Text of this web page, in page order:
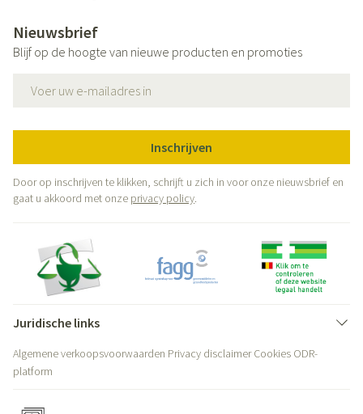
Nieuwsbrief
Blijf op de hoogte van nieuwe producten en promoties
Inschrijven
Door op inschrijven te klikken, schrijft u zich in voor onze nieuwsbrief en
gaat u akkoord met onze privacy policy.
Juridische links
Algemene verkoopsvoorwaarden Privacy disclaimer Cookies ODR-
platform